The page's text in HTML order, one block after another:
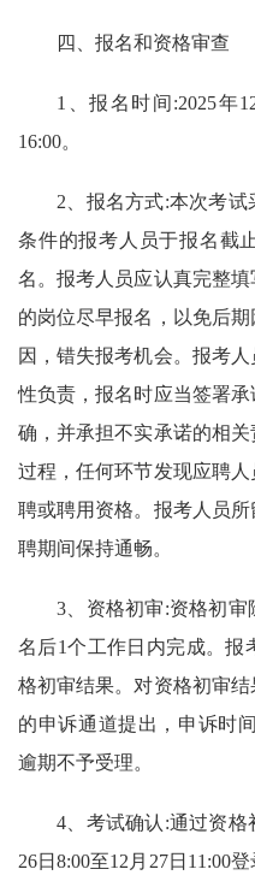
四、报名和资格审查
1、报名时间:2025年
16:00。
2、报名方式:本次考
条件的报考人员于报名截
名。报考人员应认真完整
的岗位尽早报名，以免后
因，错失报考机会。报考
性负责，报名时应当签署
确，并承担不实承诺的相
过程，任何环节发现应聘
聘或聘用资格。报考人员
聘期间保持通畅。
3、资格初审:资格初
名后1个工作日内完成。报
格初审结果。对资格初审
的申诉通道提出，申诉时
逾期不予受理。
4、考试确认:通过资格
26日8:00至12月27日11:00